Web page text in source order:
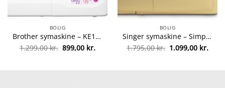
BOLIG
Brother symaskine – KE14S fra brother 4977766775854
1.299,00kr. Den
oprindelige
1.299,00 kr..
899,00 kr.Den
aktuelle
899,00 kr..
BOLIG
Singer symaskine – Simple 3223 – Gul fra singer 7393033096137
1.795,00kr. Den
oprindelige
1.795,00 kr..
1.099,00 kr.Den